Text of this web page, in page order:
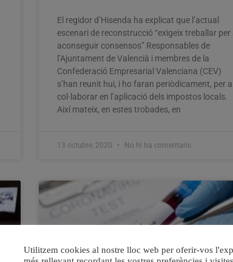
El regidor d’Hisenda ha explicat que l’actual
escenari de reconstrucció “exigeix treballar per
aconseguir consensos” Responsables de
l’Ajuntament de Valencià i membres de la
Confederació Empresarial Valenciana (CEV)
s’han reunit hui, i ho faran periòdicament, per a
col·laborar en l’aplicació dels impostos locals.
Així mateix, en estes trobades, en
13 octubre, 2020 No hi ha comentaris
Utilitzem cookies al nostre lloc web per oferir-vos